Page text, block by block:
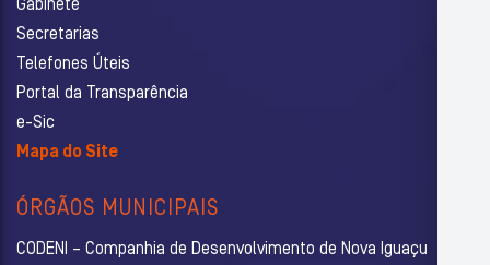
Gabinete
Secretarias
Telefones Úteis
Portal da Transparência
e-Sic
Mapa do Site
ÓRGÃOS MUNICIPAIS
CODENI – Companhia de Desenvolvimento de Nova Iguaçu